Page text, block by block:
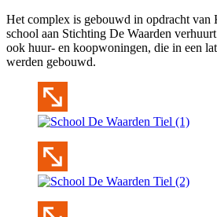
Het complex is gebouwd in opdracht van
school aan Stichting De Waarden
ook huur- en koopwoningen, die in een
werden gebouwd.